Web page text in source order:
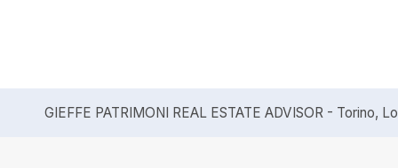
GIEFFE PATRIMONI REAL ESTATE ADVISOR - Torino,